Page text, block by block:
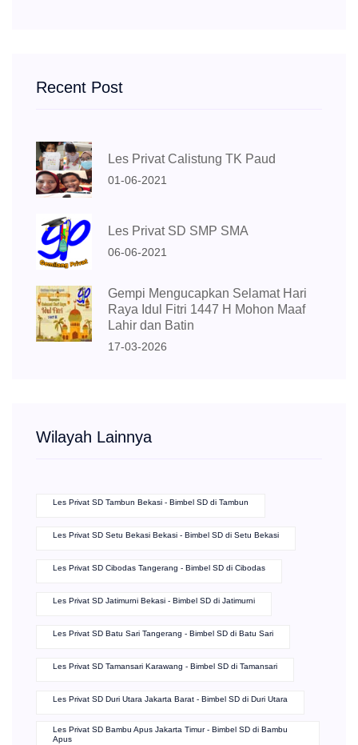
Recent Post
Les Privat Calistung TK Paud
01-06-2021
Les Privat SD SMP SMA
06-06-2021
Gempi Mengucapkan Selamat Hari
Raya Idul Fitri 1447 H Mohon Maaf
Lahir dan Batin
17-03-2026
Wilayah Lainnya
Les Privat SD Tambun Bekasi - Bimbel SD di Tambun
Les Privat SD Setu Bekasi Bekasi - Bimbel SD di Setu Bekasi
Les Privat SD Cibodas Tangerang - Bimbel SD di Cibodas
Les Privat SD Jatimurni Bekasi - Bimbel SD di Jatimurni
Les Privat SD Batu Sari Tangerang - Bimbel SD di Batu Sari
Les Privat SD Tamansari Karawang - Bimbel SD di Tamansari
Les Privat SD Duri Utara Jakarta Barat - Bimbel SD di Duri Utara
Les Privat SD Bambu Apus Jakarta Timur - Bimbel SD di Bambu
Apus